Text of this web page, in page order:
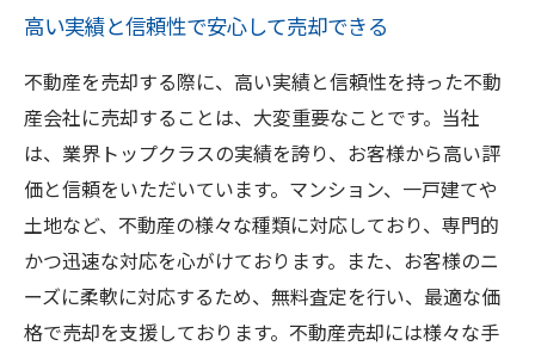
高い実績と信頼性で安心して売却できる
不動産を売却する際に、高い実績と信頼性を持った不動
産会社に売却することは、大変重要なことです。当社
は、業界トップクラスの実績を誇り、お客様から高い評
価と信頼をいただいています。マンション、一戸建てや
土地など、不動産の様々な種類に対応しており、専門的
かつ迅速な対応を心がけております。また、お客様のニ
ーズに柔軟に対応するため、無料査定を行い、最適な価
格で売却を支援しております。不動産売却には様々な手